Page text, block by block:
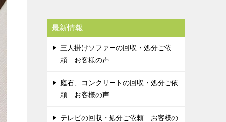
最新情報
三人掛けソファーの回収・処分ご依
頼 お客様の声
庭石、コンクリートの回収・処分ご依
頼 お客様の声
テレビの回収・処分ご依頼 お客様の